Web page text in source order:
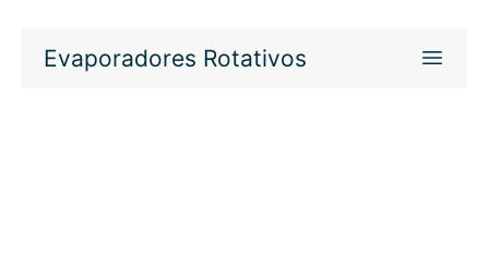
Evaporadores Rotativos